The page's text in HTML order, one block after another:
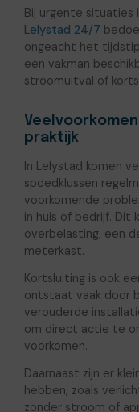
Bij urgente situaties
Lelystad 24/7
ongeacht het
een vakman
stroomuitval of
praktijk
In Lelystad komen
spoedklussen
voorkomende
in huis of bedrijf. Dit
overbelasting, een
meterkast.
Kortsluiting is ook
ontstaat vaak door
verouderde
om direct actie te
voorkomen.
Daarnaast zijn er
hebben, zoals
zonder stroom of